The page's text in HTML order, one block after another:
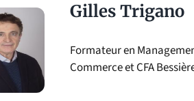
Gilles Trigano
Formateur en
Commerce et CFA